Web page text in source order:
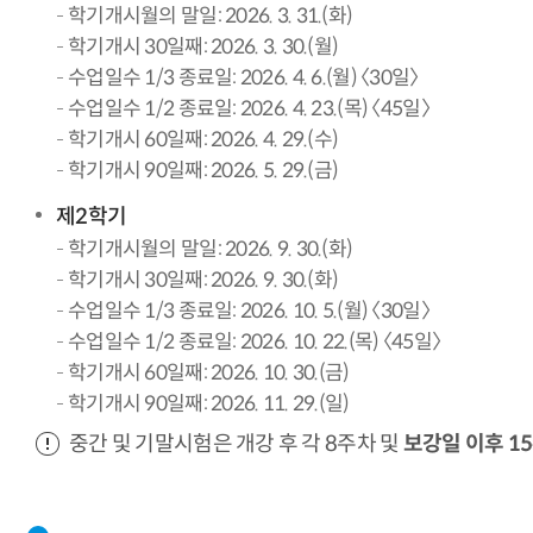
학기개시월의 말일: 2026. 3. 31.(화)
학기개시 30일째: 2026. 3. 30.(월)
수업일수 1/3 종료일: 2026. 4. 6.(월) 〈30일〉
수업일수 1/2 종료일: 2026. 4. 23.(목) 〈45일〉
학기개시 60일째: 2026. 4. 29.(수)
학기개시 90일째: 2026. 5. 29.(금)
제2학기
학기개시월의 말일: 2026. 9. 30.(화)
학기개시 30일째: 2026. 9. 30.(화)
수업일수 1/3 종료일: 2026. 10. 5.(월) 〈30일〉
수업일수 1/2 종료일: 2026. 10. 22.(목) 〈45일〉
학기개시 60일째: 2026. 10. 30.(금)
학기개시 90일째: 2026. 11. 29.(일)
중간 및 기말시험은 개강 후 각 8주차 및 보강일 이후